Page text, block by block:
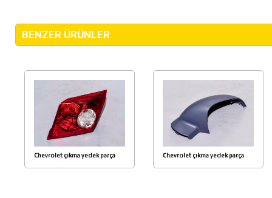
BENZER ÜRÜNLER
Chevrolet çıkma yedek parça Chevrolet çıkma yedek parça